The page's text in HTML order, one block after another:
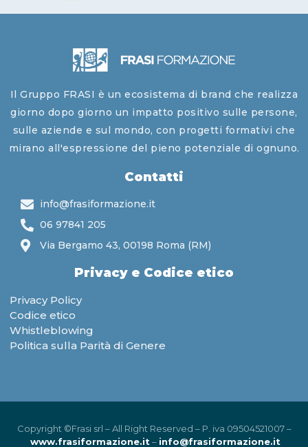
Il Gruppo FRASI è un ecosistema di brand che realizza
giorno dopo giorno un impatto positivo sulle persone,
sulle aziende e sul mondo, con progetti formativi che
mirano all'espressione del pieno potenziale di ognuno.
Contatti
info@frasiformazione.it
06 97841 205
Via Bergamo 43, 00198 Roma (RM)
Privacy e Codice etico
Privacy Policy
Codice etico
Whistleblowing
Politica sulla Parità di Genere
Copyright ©Frasi srl – All Right Reserved – P. iva 09504521007 –
www.frasiformazione.it– info@frasiformazione.it